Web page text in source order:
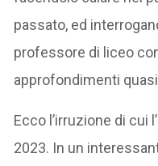
passato, ed
professore di liceo
approfondimenti quasi
Ecco l’irruzione di cui
2023. In un